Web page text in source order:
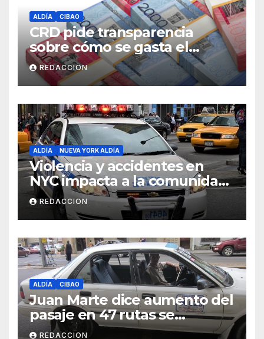
ALDÍA CIBAO
CRD pide transparencia
sobre cómo se gasta el
dinero del Seguro Familiar de
Salud
REDACCION
ALDÍA NUEVA YORK ALDÍA
Violencia y accidentes en
NYC impacta a la comunidad
dominicana
REDACCION
ALDÍA CIBAO
Juan Marte dice aumento del
pasaje en 47 rutas se
mantiene
REDACCION